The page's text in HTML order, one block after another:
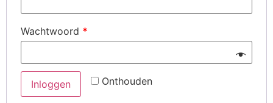
Wachtwoord *
Onthouden
Inloggen